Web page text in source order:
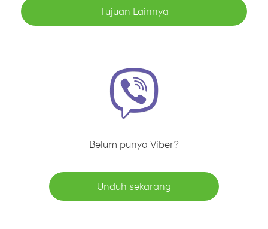
Tujuan Lainnya
Belum punya Viber?
Unduh sekarang